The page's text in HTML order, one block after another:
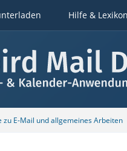
Hilfe & Lexikon
zu E-Mail und allgemeines Arbeiten